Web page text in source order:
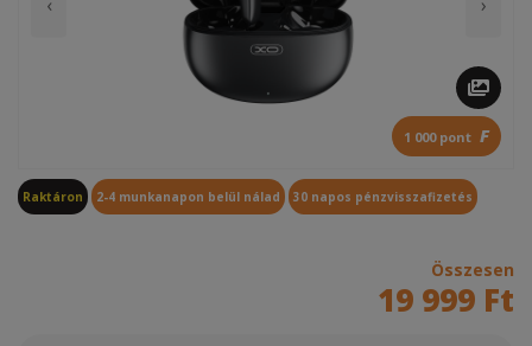
1 000 pont F
Raktáron 2-4 munkanapon belül nálad 30 napos pénzvisszafizetés
Összesen
19 999 Ft